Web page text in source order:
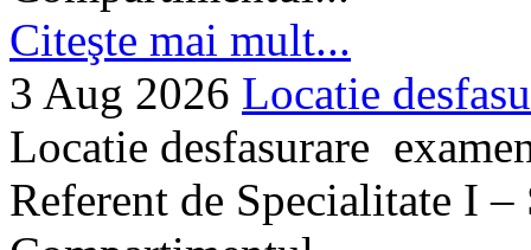
Citeşte mai mult...
3 Aug 2026 Locatie
Locatie desfasurare
Referent de Specialitate I